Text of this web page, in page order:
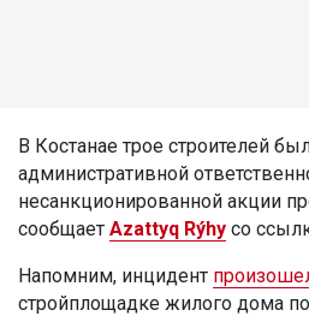
В Костанае трое строителей
административной
несанкционированной акции
сообщает Azattyq Rýhy со
Напомним, инцидент
стройплощадке жилого дома